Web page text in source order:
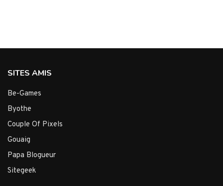
SITES AMIS
Be-Games
Byothe
Couple Of Pixels
Gouaig
Papa Blogueur
Sitegeek